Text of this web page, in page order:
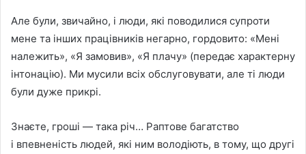
Але були, звичайно, i люди, якi поводилися супроти
мене та iнших працiвникiв негарно, гордовито: «Менi
належить», «Я замовив», «Я плачу» (передає характерну
iнтонацiю). Ми мусили всiх обслуговувати, але тi люди
були дуже прикрi.
Знаєте, грошi — така рiч… Раптове багатство
i впевненiсть людей, якi ним володiють, в тому, що другi